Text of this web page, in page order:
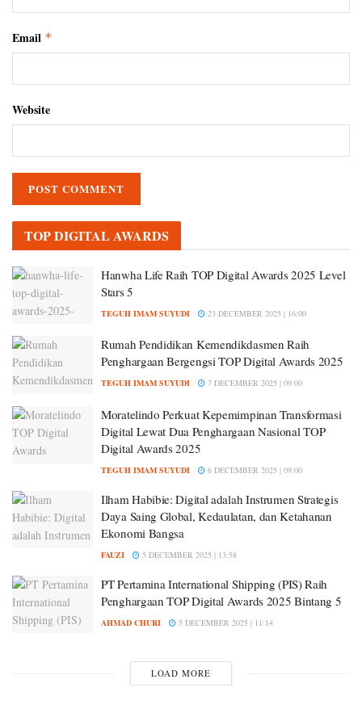
Email *
Website
TOP DIGITAL AWARDS
Hanwha Life Raih TOP Digital Awards 2025 Level
Stars 5
TEGUH IMAM SUYUDI 23 DECEMBER 2025 | 16:00
Rumah Pendidikan Kemendikdasmen Raih
Penghargaan Bergengsi TOP Digital Awards 2025
TEGUH IMAM SUYUDI 7 DECEMBER 2025 | 09:00
Moratelindo Perkuat Kepemimpinan Transformasi
Digital Lewat Dua Penghargaan Nasional TOP
Digital Awards 2025
TEGUH IMAM SUYUDI 6 DECEMBER 2025 | 09:00
Ilham Habibie: Digital adalah Instrumen Strategis
Daya Saing Global, Kedaulatan, dan Ketahanan
Ekonomi Bangsa
FAUZI 5 DECEMBER 2025 | 13:58
PT Pertamina International Shipping (PIS) Raih
Penghargaan TOP Digital Awards 2025 Bintang 5
AHMAD CHURI 5 DECEMBER 2025 | 11:14
LOAD MORE